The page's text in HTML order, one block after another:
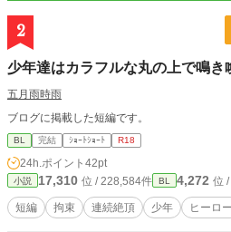
実。 シオンを守るためな
守るためではなく、 共に生きるために
人の伴侶になっていく物語。 ⸻ ※5/26 第一部完結(
談完結済) ※7/15 第二部完結しました！ありがとうございま
作品、たくさんあります ※
2
少年達はカラフルな丸の上で鳴き
五月雨時雨
ブログに掲載した短編です。
BL 完結 ｼｮｰﾄｼｮｰﾄ R18
24h.ポイント 42pt
小説 17,310 位 / 228,584件 BL 4,272 位
短編 拘束 連続絶頂 少年 ヒーロー